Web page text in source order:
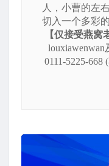
人，小曹的左
切入一个多彩
【仅接受燕窝
louxiawenwan
0111-5225-